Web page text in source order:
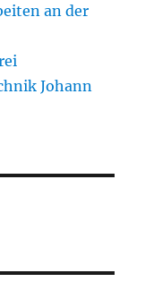
an der
Johann